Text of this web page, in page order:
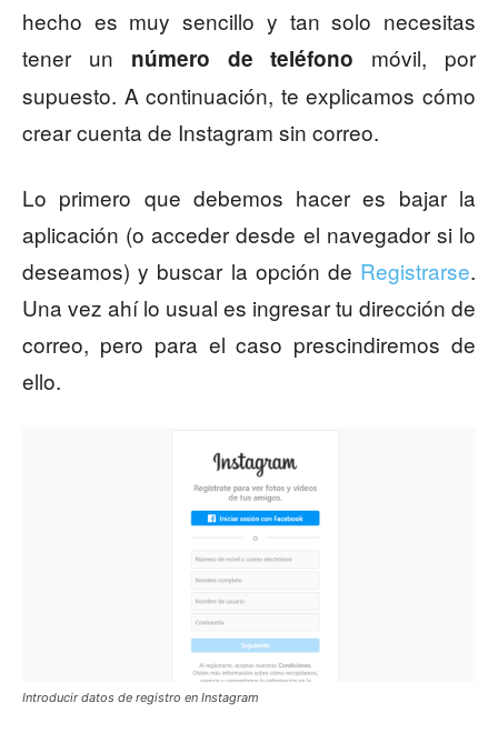
hecho es muy sencillo y tan solo necesitas
tener un número de teléfono móvil, por
supuesto. A continuación, te explicamos cómo
crear cuenta de Instagram sin correo.
Lo primero que debemos hacer es bajar la
aplicación (o acceder desde el navegador si lo
deseamos) y buscar la opción de Registrarse.
Una vez ahí lo usual es ingresar tu dirección de
correo, pero para el caso prescindiremos de
ello.
Introducir datos de registro en Instagram